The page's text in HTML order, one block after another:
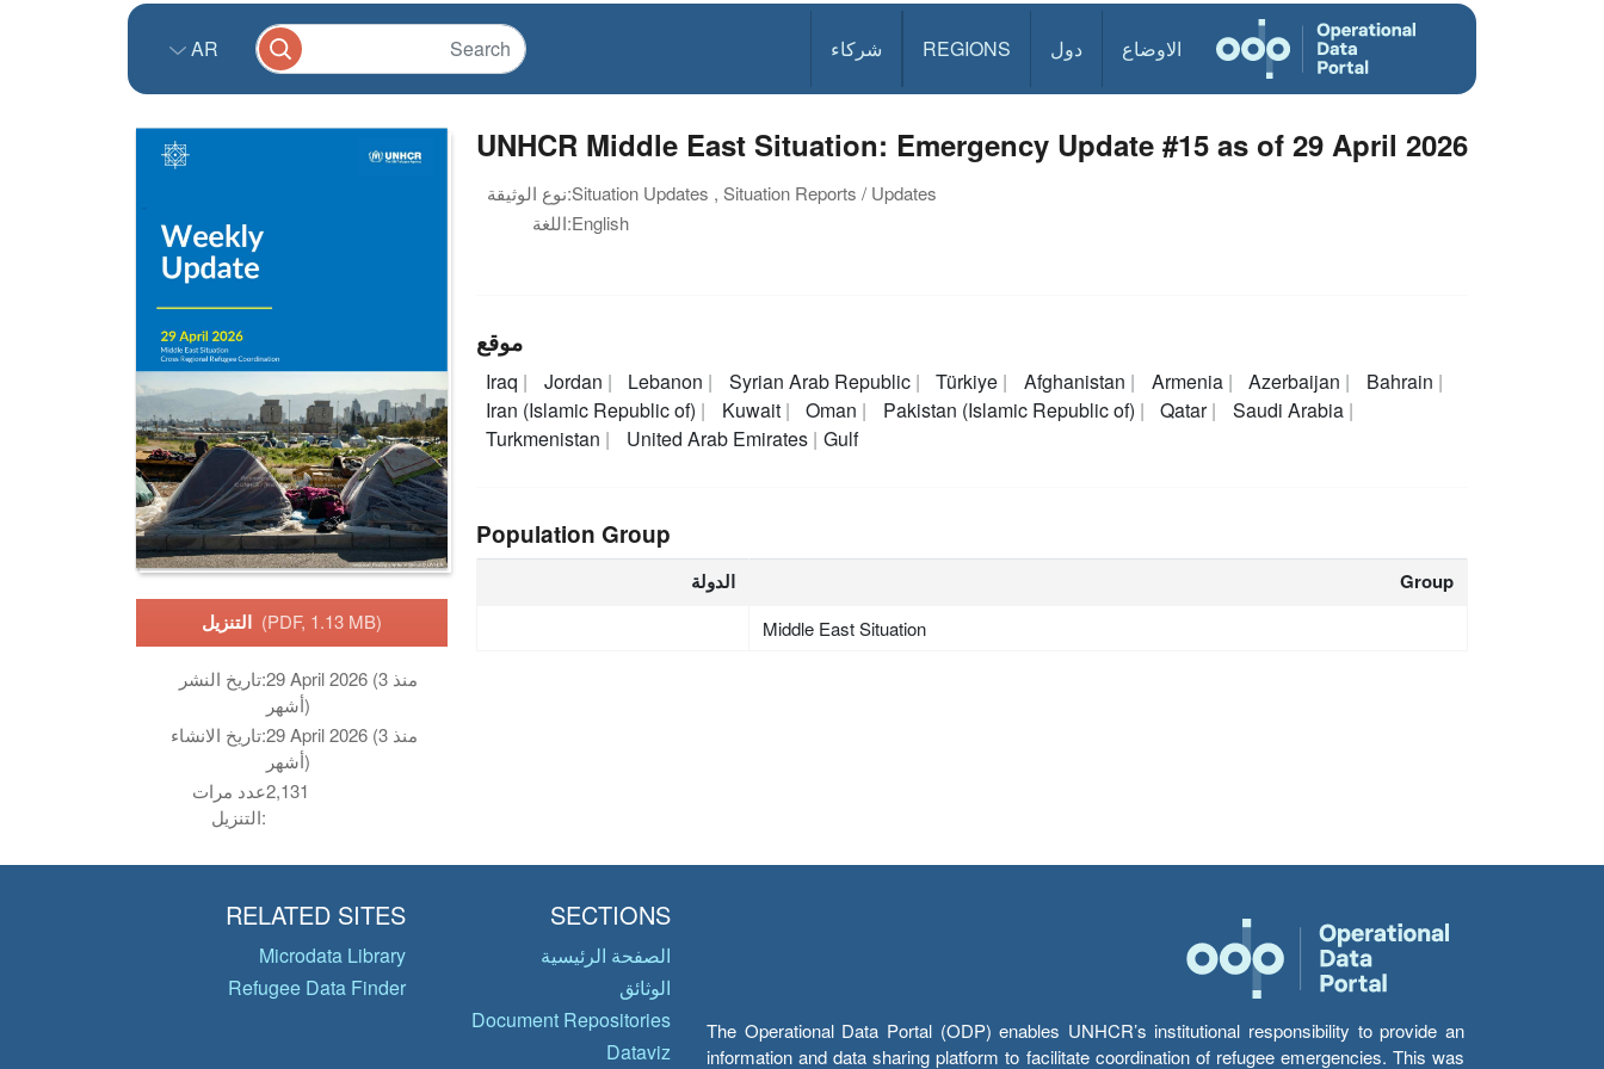
الاوضاع دول REGIONS شركاء AR
(PDF, 1.13 MB)
تاريخ النشر:29 April 2026 (منذ 3
أشهر)
تاريخ الانشاء:29 April 2026 (منذ 3
أشهر)
عدد مرات
التنزيل:
2,131
UNHCR Middle East Situation: Emergency Update #15 as of 29 April 2026
نوع الوثيقة:Situation Updates , Situation Reports / Updates
اللغة:English
موقع
Iraq Jordan Lebanon Syrian Arab Republic Türkiye Afghanistan Armenia Azerbaijan
Bahrain
Iran (Islamic Republic of)
Kuwait Oman Pakistan (Islamic Republic of) Qatar
Saudi Arabia
Turkmenistan
United Arab Emirates Gulf
Population Group
الدولة Group
Middle East Situation
The Operational Data Portal (ODP) enables UNHCR’s institutional responsibility to provide an
information and data sharing platform to facilitate coordination of refugee emergencies. This was
SECTIONS
الصفحة الرئيسية
الوثائق
Document Repositories
Dataviz
RELATED SITES
Microdata Library
Refugee Data Finder